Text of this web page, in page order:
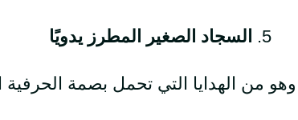
السجاد الصغير المطرز يدويًا
وهو من الهدايا التي تحمل بصمة الحرفية